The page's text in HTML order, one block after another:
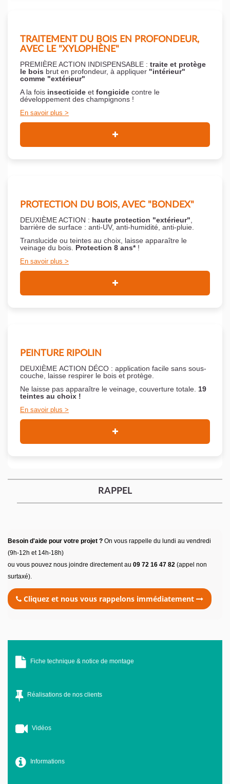
TRAITEMENT DU BOIS EN PROFONDEUR,
AVEC LE "XYLOPHÈNE"
PREMIÈRE ACTION INDISPENSABLE : traite et protège
le bois brut en profondeur, à appliquer "intérieur"
comme "extérieur"
A la fois insecticide et fongicide contre le
développement des champignons !
En savoir plus
PROTECTION DU BOIS, AVEC "BONDEX"
DEUXIÈME ACTION : haute protection "extérieur"
barrière de surface : anti-UV, anti-humidité, anti-pluie.
Translucide ou teintes au choix, laisse apparaître le
veinage du bois. Protection 8 ans*!
En savoir plus
PEINTURE RIPOLIN
DEUXIÈME ACTION DÉCO : application facile sans sous-
couche, laisse respirer le bois et protège.
Ne laisse pas apparaître le veinage, couverture totale. 19
teintes au choix !
En savoir plus
RAPPEL
Besoin d'aide pour votre projet ? On vous rappelle du lundi au vendredi
(9h-12h et 14h-18h)
ou vous pouvez nous joindre directement au 09 72 16 47 82 (appel non
surtaxé).
Cliquez et nous vous rappelons immédiatement
Fiche technique & notice de montage
Réalisations de nos clients
Vidéos
Informations